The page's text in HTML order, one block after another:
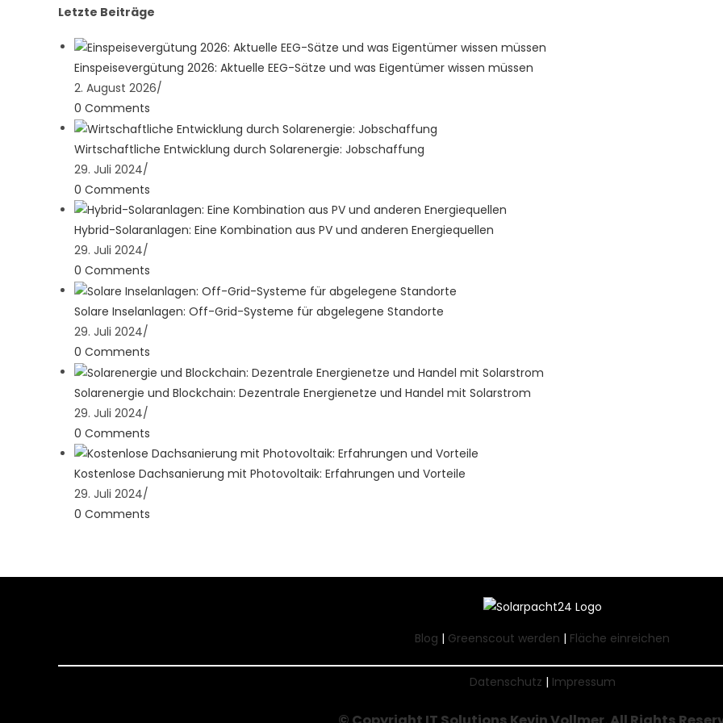
tab
new
tab
a
new
tab
Letzte Beiträge
Einspeisevergütung 2026: Aktuelle EEG-Sätze und was Eigentümer wissen müssen
2. August 2026/
0 Comments
Wirtschaftliche Entwicklung durch Solarenergie: Jobschaffung
29. Juli 2024/
0 Comments
Hybrid-Solaranlagen: Eine Kombination aus PV und anderen Energiequellen
29. Juli 2024/
0 Comments
Solare Inselanlagen: Off-Grid-Systeme für abgelegene Standorte
29. Juli 2024/
0 Comments
Solarenergie und Blockchain: Dezentrale Energienetze und Handel mit Solarstrom
29. Juli 2024/
0 Comments
Kostenlose Dachsanierung mit Photovoltaik: Erfahrungen und Vorteile
29. Juli 2024/
0 Comments
Blog | Greenscout werden | Fläche einreichen
Datenschutz | Impressum